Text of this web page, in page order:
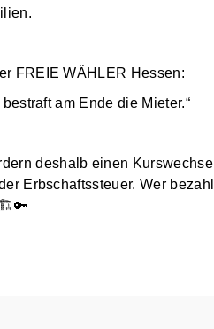
FREIE WÄHLER Hessen:
am Ende die Mieter.“
deshalb einen
Erbschaftssteuer. Wer
🏗️🔑